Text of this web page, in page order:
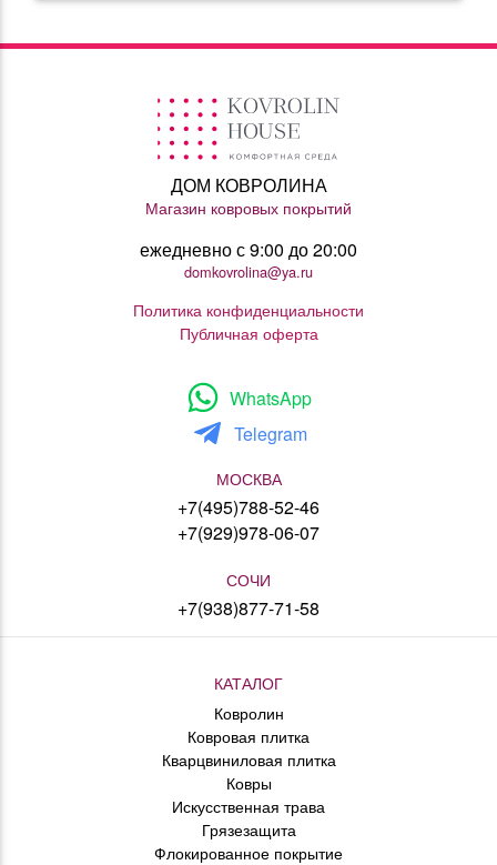
ДОМ КОВРОЛИНА
Магазин ковровых покрытий
ежедневно с 9:00 до 20:00
domkovrolina@ya.ru
Политика конфиденциальности
Публичная оферта
WhatsApp
Telegram
МОСКВА
+7(495)788-52-46
+7(929)978-06-07
СОЧИ
+7(938)877-71-58
КАТАЛОГ
Ковролин
Ковровая плитка
Кварцвиниловая плитка
Ковры
Искусственная трава
Грязезащита
Флокированное покрытие